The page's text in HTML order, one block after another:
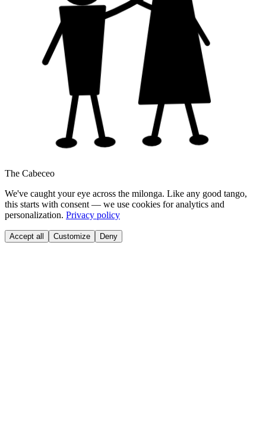
The Cabeceo
We've caught your eye across the milonga. Like any good tango,
this starts with consent — we use cookies for analytics and
personalization. Privacy policy
Accept all Customize Deny